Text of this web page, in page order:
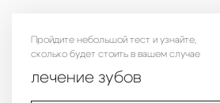
Пройдите небольшой тест и узнайте,
сколько будет стоить в вашем случае
лечение зубов